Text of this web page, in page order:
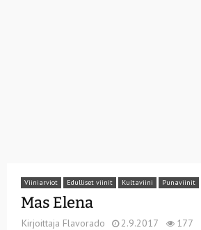
Viiniarviot Edulliset viinit Kultaviini Punaviinit
Mas Elena
Kirjoittaja Flavorado 2.9.2017 177